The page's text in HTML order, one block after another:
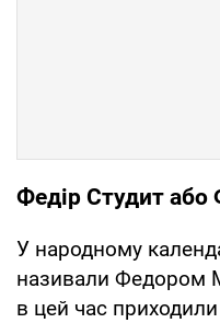
Федір Студит або
У народному
називали Федором
в цей час